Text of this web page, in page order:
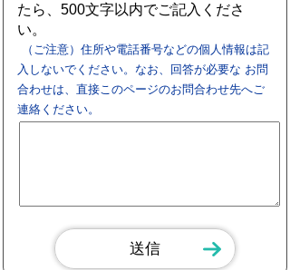
たら、500文字以内でご記入くださ
い。
（ご注意）住所や電話番号などの個人情報は記
入しないでください。なお、回答が必要な お問
合わせは、直接このページのお問合わせ先へご
連絡ください。